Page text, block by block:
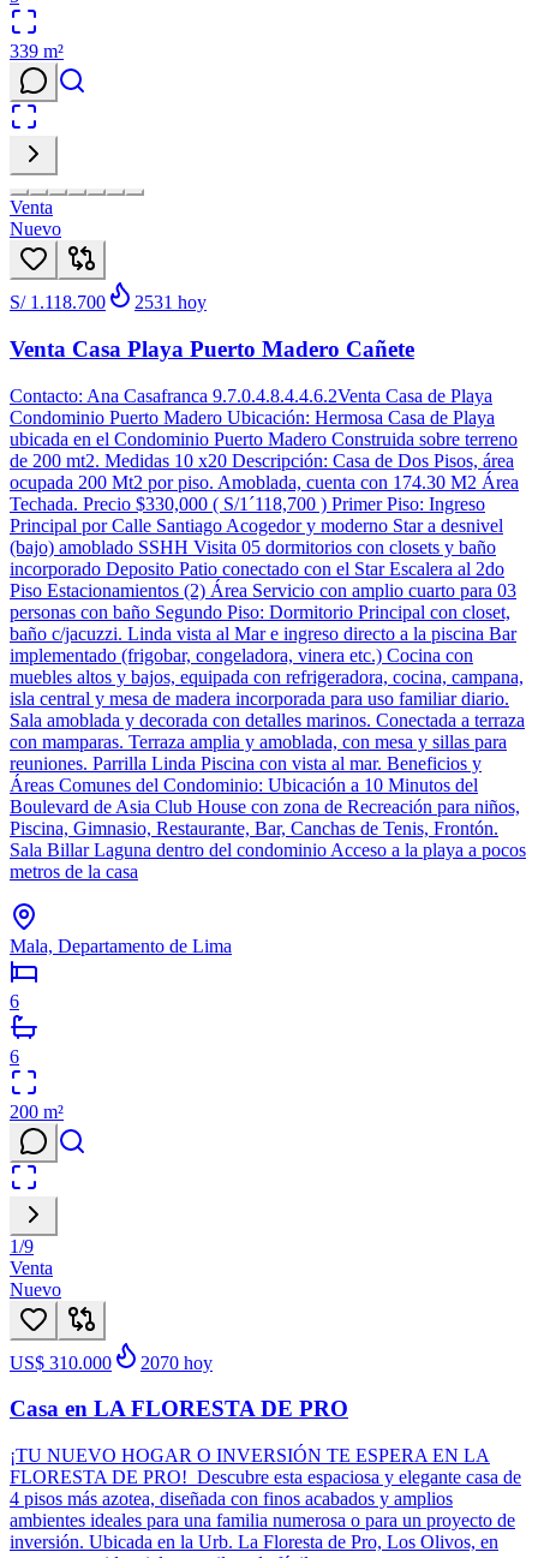
339 m²
Venta
Nuevo
S/ 1.118.700 2531 hoy
Venta Casa Playa Puerto Madero Cañete
Contacto: Ana Casafranca 9.7.0.4.8.4.4.6.2Venta Casa de Playa
Condominio Puerto Madero Ubicación: Hermosa Casa de Playa
ubicada en el Condominio Puerto Madero Construida sobre terreno
de 200 mt2. Medidas 10 x20 Descripción: Casa de Dos Pisos, área
ocupada 200 Mt2 por piso. Amoblada, cuenta con 174.30 M2 Área
Techada. Precio $330,000 ( S/1´118,700 ) Primer Piso: Ingreso
Principal por Calle Santiago Acogedor y moderno Star a desnivel
(bajo) amoblado SSHH Visita 05 dormitorios con closets y baño
incorporado Deposito Patio conectado con el Star Escalera al 2do
Piso Estacionamientos (2) Área Servicio con amplio cuarto para 03
personas con baño Segundo Piso: Dormitorio Principal con closet,
baño c/jacuzzi. Linda vista al Mar e ingreso directo a la piscina Bar
implementado (frigobar, congeladora, vinera etc.) Cocina con
muebles altos y bajos, equipada con refrigeradora, cocina, campana,
isla central y mesa de madera incorporada para uso familiar diario.
Sala amoblada y decorada con detalles marinos. Conectada a terraza
con mamparas. Terraza amplia y amoblada, con mesa y sillas para
reuniones. Parrilla Linda Piscina con vista al mar. Beneficios y
Áreas Comunes del Condominio: Ubicación a 10 Minutos del
Boulevard de Asia Club House con zona de Recreación para niños,
Piscina, Gimnasio, Restaurante, Bar, Canchas de Tenis, Frontón.
Sala Billar Laguna dentro del condominio Acceso a la playa a pocos
metros de la casa
Mala, Departamento de Lima
6
6
200 m²
1/9
Venta
Nuevo
US$ 310.000 2070 hoy
Casa en LA FLORESTA DE PRO
¡TU NUEVO HOGAR O INVERSIÓN TE ESPERA EN LA
FLORESTA DE PRO! Descubre esta espaciosa y elegante casa de
4 pisos más azotea, diseñada con finos acabados y amplios
ambientes ideales para una familia numerosa o para un proyecto de
inversión. Ubicada en la Urb. La Floresta de Pro, Los Olivos, en